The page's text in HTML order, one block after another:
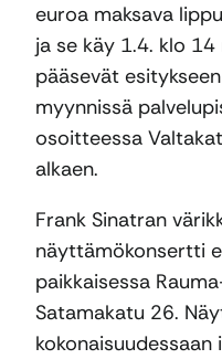
euroa maksava
ja se käy 1.4. klo
pääsevät
myynnissä
osoitteessa
alkaen.
Frank Sinatran
näyttämökonsertti
paikkaisessa
Satamakatu 26.
kokonaisuudessaan